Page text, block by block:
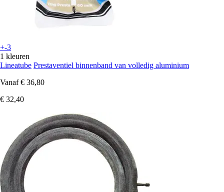
+-3
1 kleuren
Lineatube Prestaventiel binnenband van volledig aluminium
Vanaf € 36,80
€ 32,40